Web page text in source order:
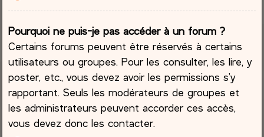
Pourquoi ne puis-je pas accéder à un forum ?
Certains forums peuvent être réservés à certains
utilisateurs ou groupes. Pour les consulter, les lire, y
poster, etc., vous devez avoir les permissions s’y
rapportant. Seuls les modérateurs de groupes et
les administrateurs peuvent accorder ces accès,
vous devez donc les contacter.